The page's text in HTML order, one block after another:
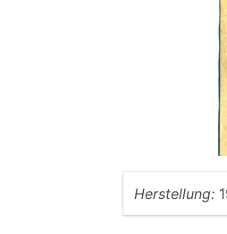
Herstellung: